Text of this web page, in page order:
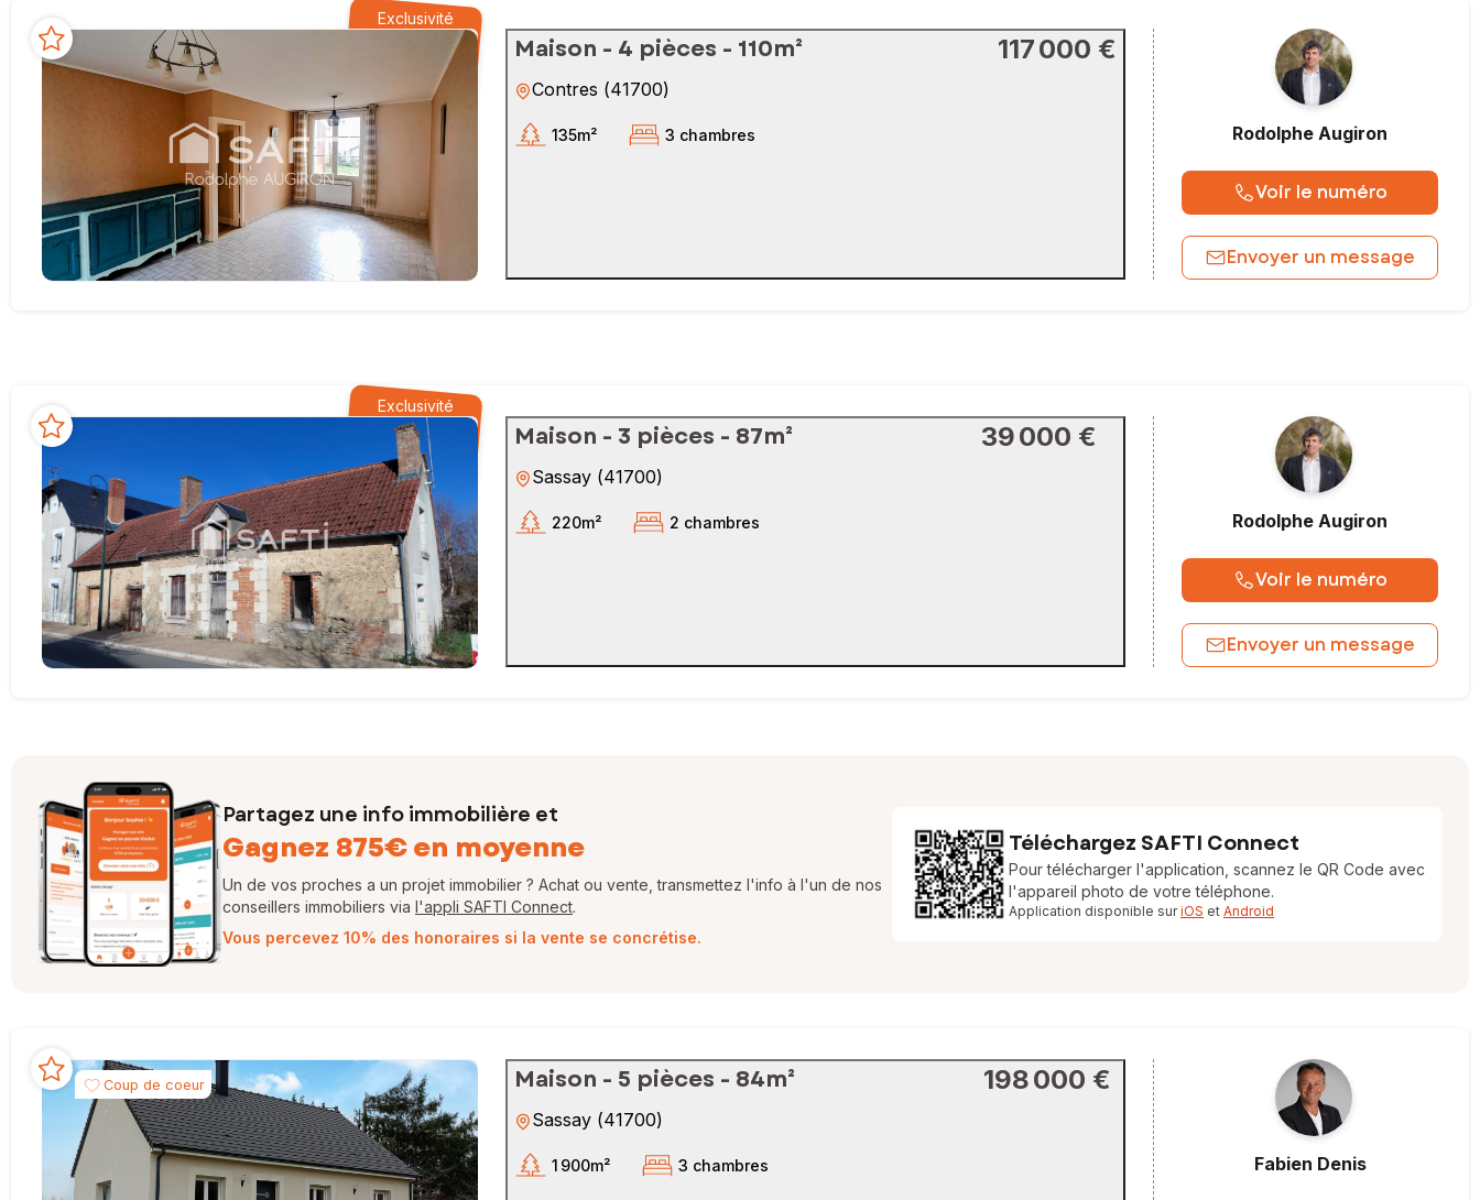
Exclusivité
Maison - 4 pièces - 110m² 117 000 €
Contres (41700)
135m² 3 chambres Rodolphe Augiron
Voir le numéro
Envoyer un message
Exclusivité
Maison - 3 pièces - 87m² 39 000 €
Sassay (41700)
220m² 2 chambres Rodolphe Augiron
Voir le numéro
Envoyer un message
Partagez une info immobilière et
Gagnez 875€ en moyenne
Un de vos proches a un projet immobilier ? Achat ou vente, transmettez l'info à l'un de nos
conseillers immobiliers via l'appli SAFTI Connect.
Vous percevez 10% des honoraires si la vente se concrétise.
Téléchargez SAFTI Connect
Pour télécharger l'application, scannez le QR Code avec
l'appareil photo de votre téléphone.
Application disponible suriOS et Android
Coup de coeur Maison - 5 pièces - 84m² 198 000 €
Sassay (41700)
1 900m² 3 chambres Fabien Denis